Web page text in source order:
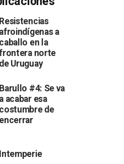
Resistencias
afroindígenas a
caballo en la
norte
de Uruguay
Barullo #4: Se va
a acabar esa
costumbre de
encerrar
Intemperie